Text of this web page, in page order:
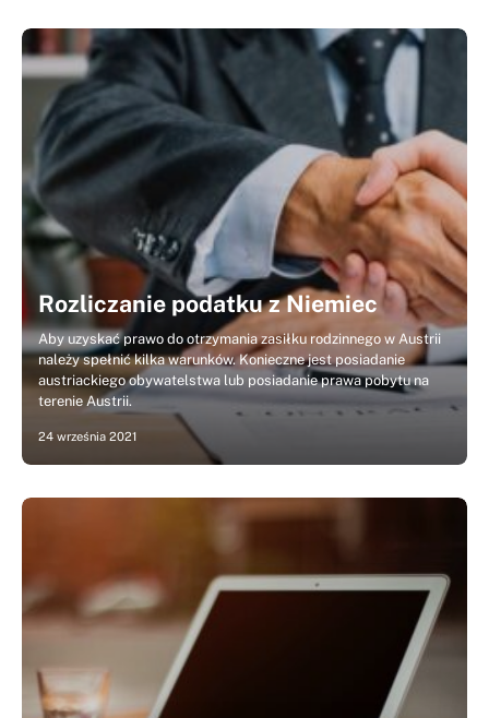
Rozliczanie podatku z Niemiec
Aby uzyskać prawo do otrzymania zasiłku rodzinnego w Austrii
należy spełnić kilka warunków. Konieczne jest posiadanie
austriackiego obywatelstwa lub posiadanie prawa pobytu na
terenie Austrii.
24 września 2021